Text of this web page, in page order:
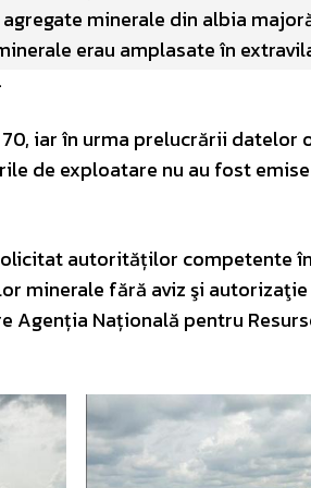
minerale din albia
erau amplasate în
iar în urma prelucrării
de exploatare nu au fost
autorităților competente
minerale fără aviz şi
Națională pentru